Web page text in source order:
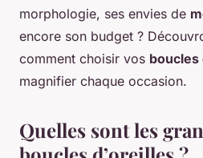
morphologie, ses envies de
encore son budget ?
comment choisir vos boucles
magnifier chaque occasion.
Quelles sont les